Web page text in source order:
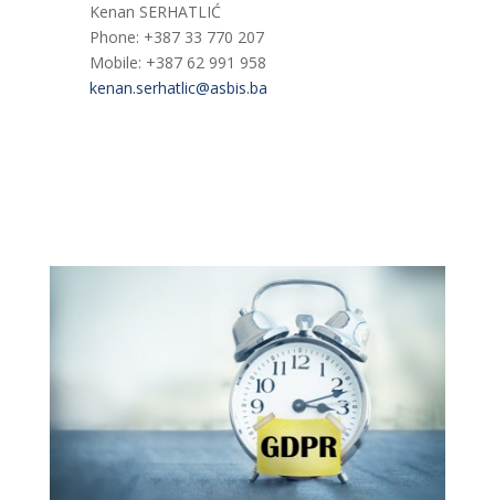
Kenan SERHATLIĆ
Phone: +387 33 770 207
Mobile: +387 62 991 958
kenan.serhatlic@asbis.ba